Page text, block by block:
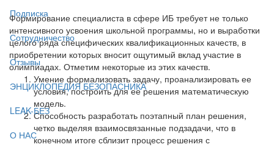
Подписка
Сотрудничество
Отзывы
ЭНЦИКЛОПЕДИЯ БЕЗОПАСНИКА
LEAK-БЕЗ
О НАС
Формирование специалиста в сфере ИБ требует не только
интенсивного усвоения школьной программы, но и выработки
целого ряда специфических квалификационных качеств, в
приобретении которых вносит ощутимый вклад участие в
олимпиадах. Отметим некоторые из этих качеств.
Умение формализовать задачу, проанализировать ее
условия, построить для ее решения математическую
модель.
Способность разработать поэтапный план решения,
четко выделяя взаимосвязанные подзадачи, что в
конечном итоге сблизит процесс решения с